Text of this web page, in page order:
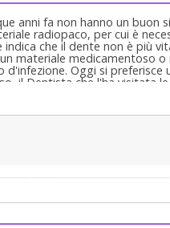
anni fa non hanno un buon
radiopaco, per cui è
che il dente non è più
materiale medicamentoso
Oggi si preferisce
il Dentista che l'ha visitata
mal curati in passato.
e poi si affidi con fiducia